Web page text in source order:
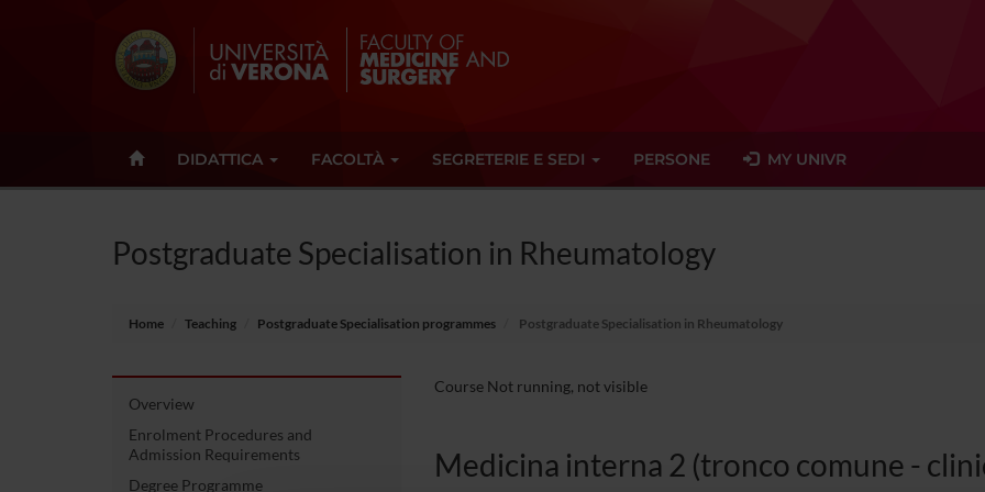
DIDATTICA FACOLTÀ SEGRETERIE E SEDI PERSONE MY UNIVR
Postgraduate Specialisation in Rheumatology
Home Teaching Postgraduate Specialisation programmes Postgraduate Specialisation in Rheumatology
Overview
Enrolment Procedures and
Admission Requirements
Degree Programme
Course Not running, not visible
Medicina interna 2 (tronco comune -